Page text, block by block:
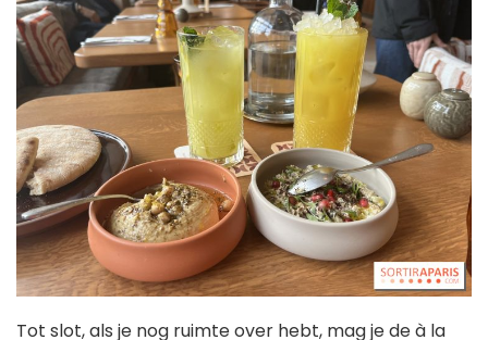
Tot slot, als je nog ruimte over hebt, mag je de à la